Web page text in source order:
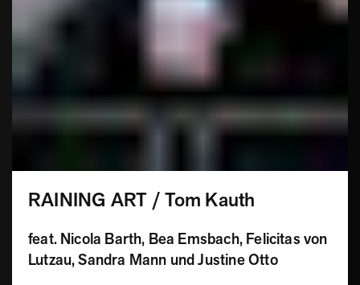
RAINING ART / Tom Kauth
feat. Nicola Barth, Bea Emsbach, Felicitas von
Lutzau, Sandra Mann und Justine Otto